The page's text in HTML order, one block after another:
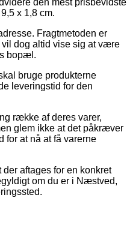
x 1,8 cm.
Fragtmetoden er
vil dog altid vise sig at være
bopæl.
bruge produkterne
leveringstid for den
række af deres varer,
glem ikke at det påkræver
for at nå at få varerne
aftages for en konkret
om du er i Næstved,